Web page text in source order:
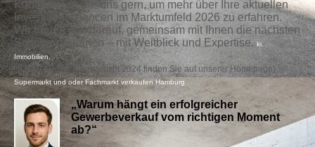
Kontaktieren Sie uns gern, um mehr über Ihre aktuellen
Investitionschancen im Marktumfeld 2026 zu erfahren.
Wir freuen uns darauf, gemeinsam mit Ihnen die nächsten
Schritte zu planen – mit Weitblickund Expertise. ki
Immobilien,
*(Den Transfer Marktbericht 2024 finden Sie auf unserer Homepage)
Supermarkt und oder Fachmarkt verkaufen Hamburg
„Warum hängt ein erfolgreicher
Gewerbeverkauf vom richtigen Moment
ab?“